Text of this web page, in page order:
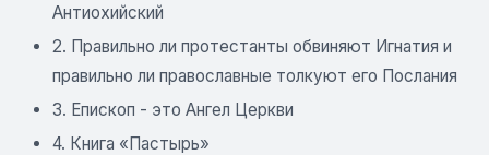
Антиохийский
2. Правильно ли протестанты обвиняют Игнатия и
правильно ли православные толкуют его Послания
3. Епископ - это Ангел Церкви
4. Книга «Пастырь»